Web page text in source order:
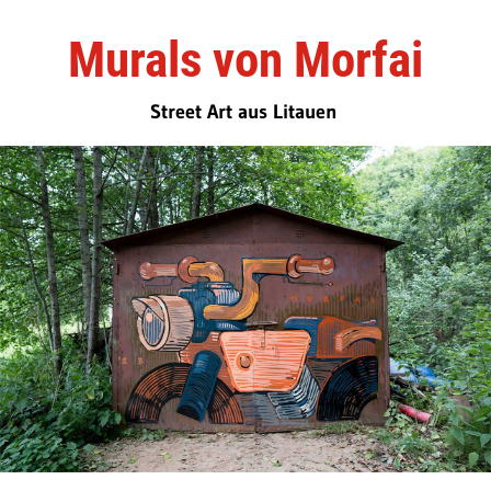
Murals von Morfai
Street Art aus Litauen